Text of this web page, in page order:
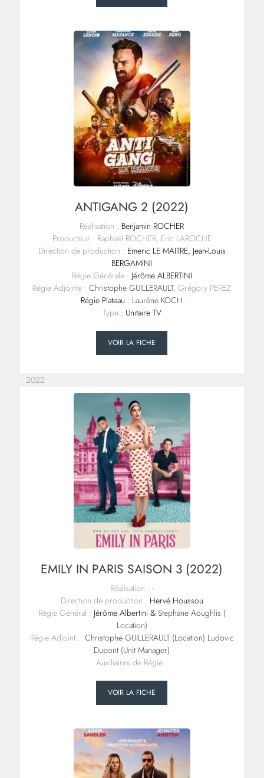
ANTIGANG 2 (2022)
Réalisation : Benjamin ROCHER
Producteur : Raphaël ROCHER, Eric LAROCHE
Direction de production : Emeric LE MAITRE, Jean-Louis
BERGAMINI
Régie Générale : Jérôme ALBERTINI
Régie Adjointe :Christophe GUILLERAULT, Grégory PEREZ
Régie Plateau : Laurène KOCH
Type : Unitaire TV
VOIR LA FICHE
2022
EMILY IN PARIS SAISON 3 (2022)
Réalisation : -
Direction de production : Hervé Houssou
Régie Général : Jérôme Albertini & Stephane Aoughlis (
Location)
Régie Adjoint : Christophe GUILLERAULT (Location) Ludovic
Dupont (Unit Manager)
Auxiliaires de Régie :
VOIR LA FICHE